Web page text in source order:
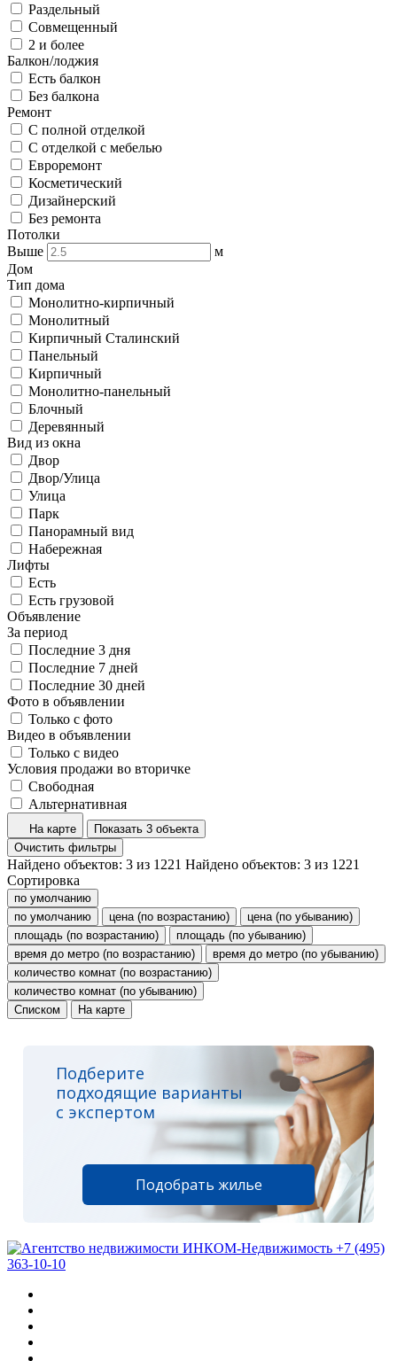
Раздельный
Совмещенный
2 и более
Балкон/лоджия
Есть балкон
Без балкона
Ремонт
С полной отделкой
С отделкой с мебелью
Евроремонт
Косметический
Дизайнерский
Без ремонта
Потолки
Выше
м
Дом
Тип дома
Монолитно-кирпичный
Монолитный
Кирпичный Сталинский
Панельный
Кирпичный
Монолитно-панельный
Блочный
Деревянный
Вид из окна
Двор
Двор/Улица
Улица
Парк
Панорамный вид
Набережная
Лифты
Есть
Есть грузовой
Объявление
За период
Последние 3 дня
Последние 7 дней
Последние 30 дней
Фото в объявлении
Только с фото
Видео в объявлении
Только с видео
Условия продажи во вторичке
Свободная
Альтернативная
На карте
Показать 3 объекта
Очистить фильтры
Найдено объектов: 3 из 1221 Найдено объектов: 3 из 1221
Сортировка
по умолчанию
по умолчанию
цена (по возрастанию)
цена (по убыванию)
площадь (по возрастанию)
площадь (по убыванию)
время до метро (по возрастанию)
время до метро (по убыванию)
количество комнат (по возрастанию)
количество комнат (по убыванию)
Списком
На карте
Подберите
подходящие варианты
с экспертом
Подобрать жилье
+7 (495)
363-10-10